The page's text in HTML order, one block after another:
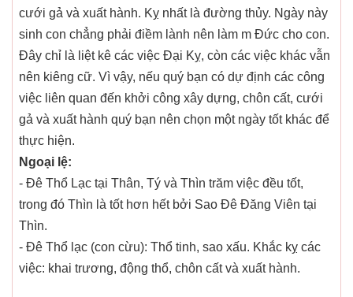
cưới gả và xuất hành. Kỵ nhất là đường thủy. Ngày này
sinh con chẳng phải điềm lành nên làm m Đức cho con.
Đây chỉ là liệt kê các việc Đại Kỵ, còn các việc khác vẫn
nên kiêng cữ. Vì vậy, nếu quý bạn có dự định các công
việc liên quan đến khởi công xây dựng, chôn cất, cưới
gả và xuất hành quý bạn nên chọn một ngày tốt khác để
thực hiện.
Ngoại lệ:
- Đê Thổ Lạc tại Thân, Tý và Thìn trăm việc đều tốt,
trong đó Thìn là tốt hơn hết bởi Sao Đê Đăng Viên tại
Thìn.
- Đê Thổ lạc (con cừu): Thổ tinh, sao xấu. Khắc kỵ các
việc: khai trương, động thổ, chôn cất và xuất hành.